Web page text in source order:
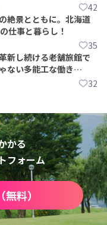
42
絶景とともに。北海道
仕事と暮らし！
35
新し続ける老舗旅館で
ない多能工な働き
ん
32
かる
フォーム
料）